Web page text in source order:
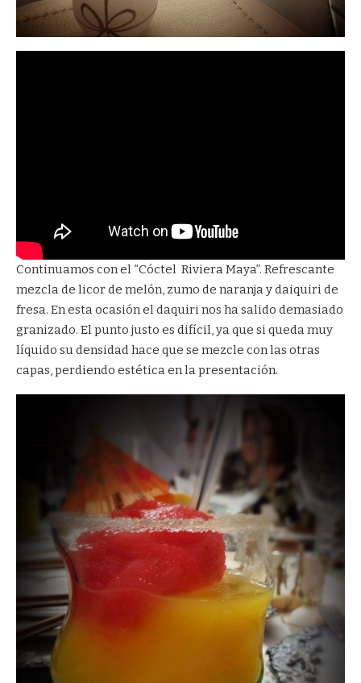
Continuamos con el “Cóctel Riviera Maya”. Refrescante
mezcla de licor de melón, zumo de naranja y daiquiri de
fresa. En esta ocasión el daquiri nos ha salido demasiado
granizado. El punto justo es difícil, ya que si queda muy
líquido su densidad hace que se mezcle con las otras
capas, perdiendo estética en la presentación.